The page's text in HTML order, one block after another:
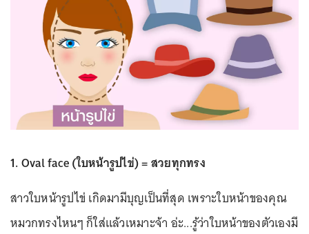
1. Oval face (ใบหน้ารูปไข่) = สวยทุกทรง
สาวใบหน้ารูปไข่ เกิดมามีบุญเป็นที่สุด เพราะใบหน้าของคุณ
หมวกทรงไหนๆ ก็ใส่แล้วเหมาะจ้า อ่ะ...รู้ว่าใบหน้าของตัวเองมี